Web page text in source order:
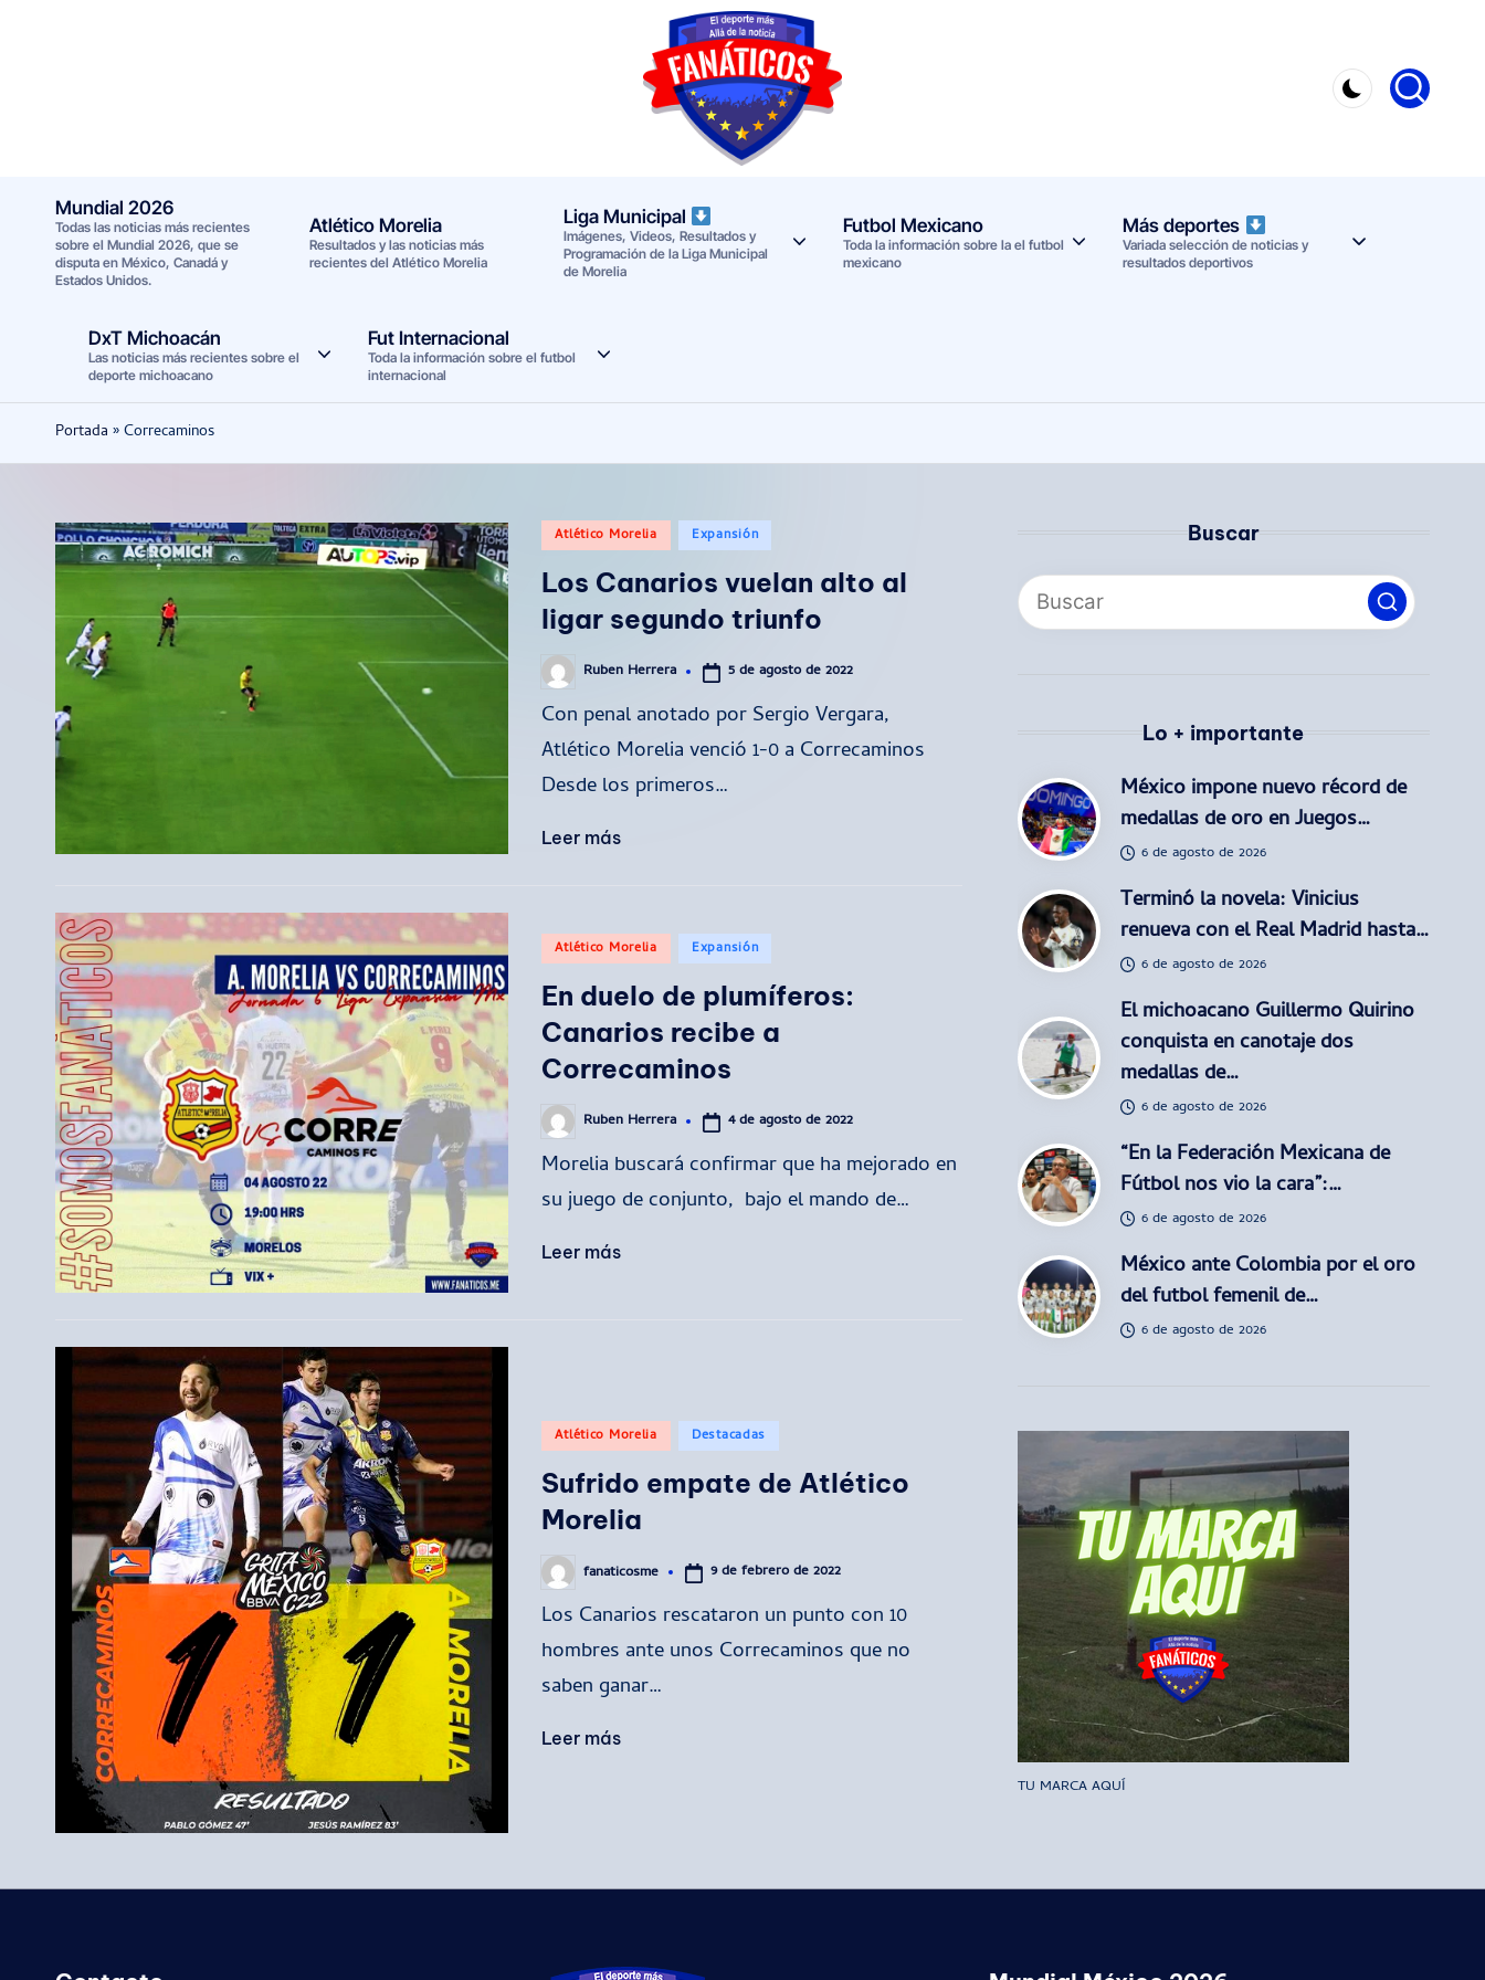
F
a
a
Noticias
deportivas
2026
Mundial 2026
Todas las noticias más recientes
sobre el Mundial 2026, que se
disputa en México, Canadá y
Estados Unidos.
Atlético Morelia
Resultados y las noticias más
recientes del Atlético Morelia
Liga Municipal
Imágenes, Videos, Resultados y
Programación de la Liga Municipal
de Morelia
Futbol Mexicano
Toda la información sobre la el futbol
mexicano
Más deportes
Variada selección de noticias y
resultados deportivos
DxT Michoacán
Las noticias más recientes sobre el
deporte michoacano
Fut Internacional
Toda la información sobre el futbol
internacional
Portada »Correcaminos
Publicado
Atlético Morelia Expansión
Los Canarios vuelan alto al
ligar segundo triunfo
Publicado
por
Ruben Herrera 5 de agosto de 2022
Con penal anotado por Sergio Vergara,
Atlético Morelia venció 1-0 a Correcaminos
Desde los primeros…
Leer más
Publicado
Atlético Morelia Expansión
En duelo de plumíferos:
Canarios recibe a
Correcaminos
Publicado
por
Ruben Herrera 4 de agosto de 2022
Morelia buscará confirmar que ha mejorado en
su juego de conjunto, bajo el mando de…
Leer más
Publicado
en
Atlético Morelia Destacadas
Sufrido empate de Atlético
Morelia
Publicado
por
fanaticosme 9 de febrero de 2022
Los Canarios rescataron un punto con 10
hombres ante unos Correcaminos que no
saben ganar…
Leer más
Buscar
Lo + importante
México impone nuevo récord de
medallas de oro en Juegos…
6 de agosto de 2026
Terminó la novela: Vinicius
renueva con el Real Madrid hasta…
6 de agosto de 2026
El michoacano Guillermo Quirino
conquista en canotaje dos
medallas de…
6 de agosto de 2026
“En la Federación Mexicana de
Fútbol nos vio la cara”:…
6 de agosto de 2026
México ante Colombia por el oro
del futbol femenil de…
6 de agosto de 2026
TU MARCA AQUÍ